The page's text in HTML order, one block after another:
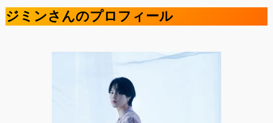
ジミンさんのプロフィール